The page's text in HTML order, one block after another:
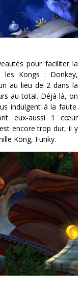
pour faciliter la
les Kongs : Donkey,
au lieu de 2 dans la
au total. Déjà là, on
indulgent à la faute.
eux-aussi 1 cœur
encore trop dur, il y
Kong, Funky.